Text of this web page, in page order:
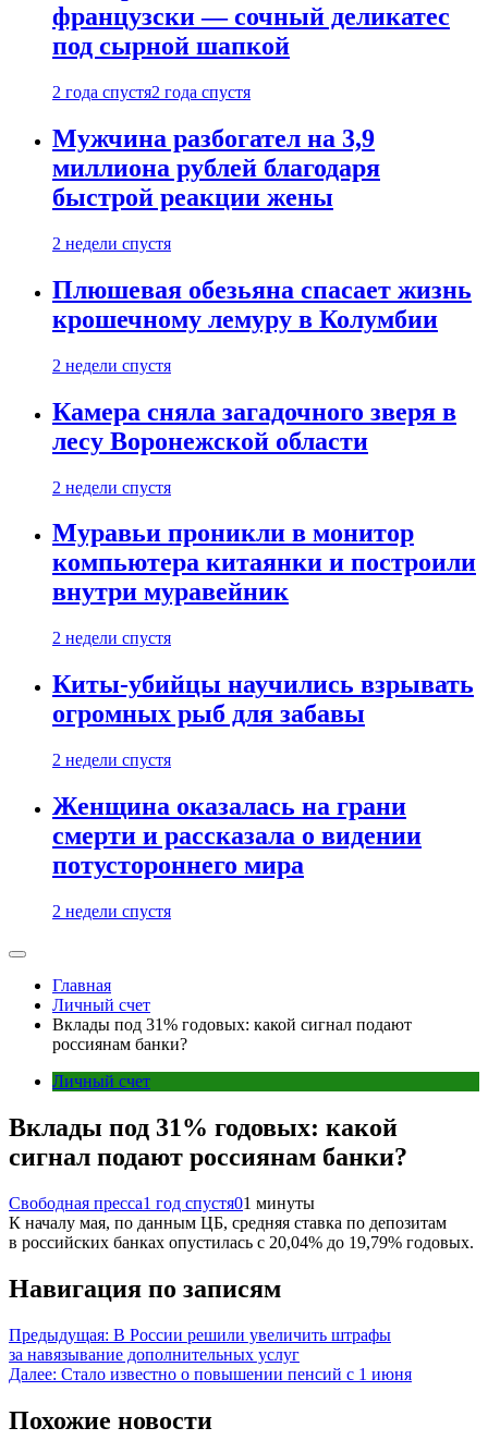
французски — сочный деликатес
под сырной шапкой
2 года спустя2 года спустя
Мужчина разбогател на 3,9
миллиона рублей благодаря
быстрой реакции жены
2 недели спустя
Плюшевая обезьяна спасает жизнь
крошечному лемуру в Колумбии
2 недели спустя
Камера сняла загадочного зверя в
лесу Воронежской области
2 недели спустя
Муравьи проникли в монитор
компьютера китаянки и построили
внутри муравейник
2 недели спустя
Киты-убийцы научились взрывать
огромных рыб для забавы
2 недели спустя
Женщина оказалась на грани
смерти и рассказала о видении
потустороннего мира
2 недели спустя
Главная
Личный счет
Вклады под 31% годовых: какой сигнал подают
россиянам банки?
Личный счет
Вклады под 31% годовых: какой
сигнал подают россиянам банки?
Свободная пресса1 год спустя01 минуты
К началу мая, по данным ЦБ, средняя ставка по депозитам
в российских банках опустилась с 20,04% до 19,79% годовых.
Навигация по записям
Предыдущая: В России решили увеличить штрафы
за навязывание дополнительных услуг
Далее: Стало известно о повышении пенсий с 1 июня
Похожие новости